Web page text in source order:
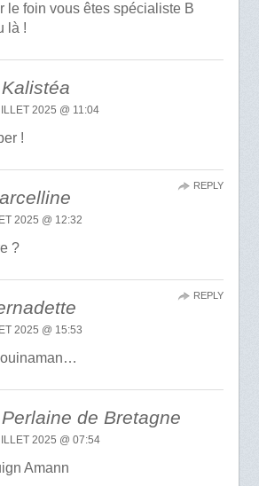
le foin vous êtes spécialiste B
là !
Kalistéa
2025 @ 11:04
!
2025 @ 12:32
?
REPLY
2025 @ 15:53
REPLY
Perlaine de Bretagne
2025 @ 07:54
Amann